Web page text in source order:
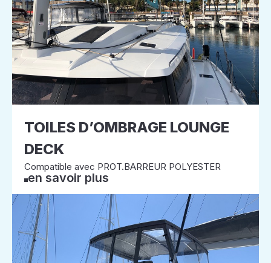
TOILES D’OMBRAGE LOUNGE
DECK
Compatible avec PROT.BARREUR POLYESTER
en savoir plus